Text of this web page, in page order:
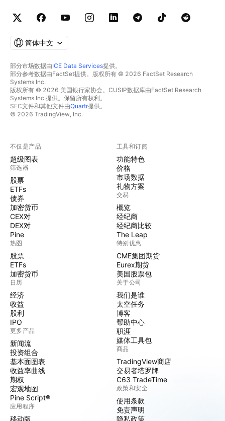
简体中文
部分市场数据由ICE Data Services提供。
部分参考数据由FactSet提供。版权所有 © 2026 FactSet Research
Systems Inc.
版权所有 © 2026 美国银行家协会。CUSIP数据库由FactSet Research
Systems Inc.提供。保留所有权利。
SEC文件和其他文件由Quartr提供。
© 2026 TradingView, Inc.
不仅是产品
超级图表
筛选器
股票
ETFs
债券
加密货币
CEX对
DEX对
Pine
热图
股票
ETFs
加密货币
日历
经济
收益
股利
IPO
更多产品
新闻流
投资组合
基本面图表
收益率曲线
期权
宏观地图
Pine Script®
应用程序
移动版
工具和订阅
功能特色
价格
市场数据
礼物方案
交易
概览
经纪商
经纪商比较
The Leap
特别优惠
CME集团期货
Eurex期货
美国股票包
关于公司
我们是谁
太空任务
博客
帮助中心
职涯
媒体工具包
商品
TradingView商店
交易者塔罗牌
C63 TradeTime
政策和安全
使用条款
免责声明
隐私政策